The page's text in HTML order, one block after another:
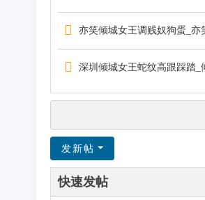
亦笑倾城女王调贱奴狗蛋_亦
深圳倾城女王蛇纹高跟踩踏
发新帖
快速发帖